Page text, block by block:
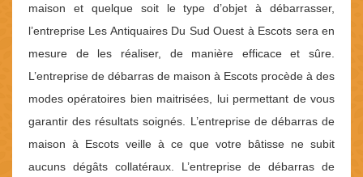
maison et quelque soit le type d’objet à débarrasser,
l’entreprise Les Antiquaires Du Sud Ouest à Escots sera en
mesure de les réaliser, de manière efficace et sûre.
L’entreprise de débarras de maison à Escots procède à des
modes opératoires bien maitrisées, lui permettant de vous
garantir des résultats soignés. L’entreprise de débarras de
maison à Escots veille à ce que votre bâtisse ne subit
aucuns dégâts collatéraux. L’entreprise de débarras de